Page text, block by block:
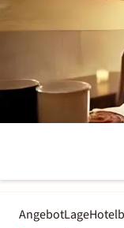
AngebotLage